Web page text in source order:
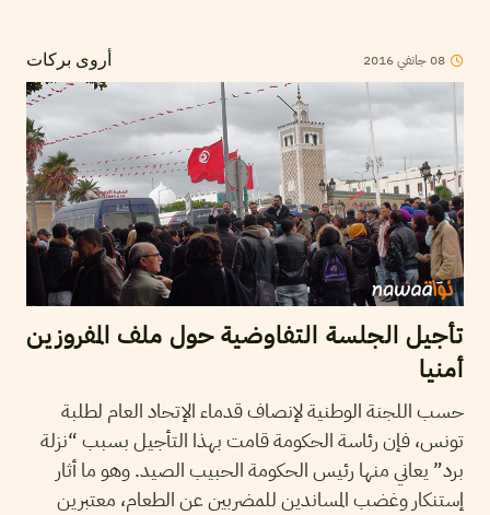
أروى بركات 08جانفي2016
تأجيل الجلسة التفاوضية حول ملف المفروزين
أمنيا
حسب اللجنة الوطنية لإنصاف قدماء الإتحاد العام لطلبة
تونس، فإن رئاسة الحكومة قامت بهذا التأجيل بسبب “نزلة
برد” يعاني منها رئيس الحكومة الحبيب الصيد. وهو ما أثار
إستنكار وغضب المساندين للمضربين عن الطعام، معتبرين